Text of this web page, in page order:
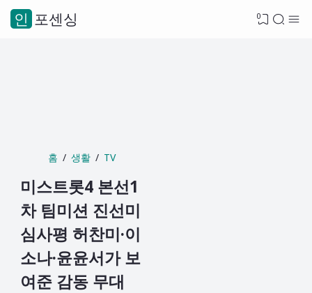
인포센싱 0
홈 생활 TV
미스트롯4 본선1
차 팀미션 진선미
심사평 허찬미·이
소나·윤윤서가 보
여준 감동 무대